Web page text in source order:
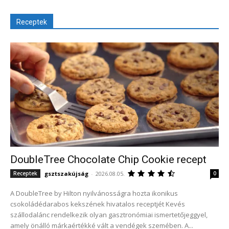
Receptek
DoubleTree Chocolate Chip Cookie recept
Receptek gsztszakújság - 2026.08.05. 0
A DoubleTree by Hilton nyilvánosságra hozta ikonikus
csokoládédarabos kekszének hivatalos receptjét Kevés
szállodalánc rendelkezik olyan gasztronómiai ismertetőjeggyel,
amely önálló márkaértékké vált a vendégek szemében. A...